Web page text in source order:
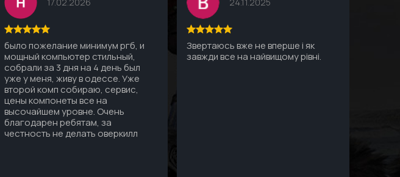
было пожелание минимум ргб, и
мощный компьютер стильный,
собрали за 3 дня на 4 день был
уже у меня, живу в одессе. Уже
второй комп собираю, сервис,
цены компонеты все на
высочайшем уровне. Очень
благодарен ребятам, за
честность не делать оверкилл
Звертаюсь вже не вперше і як
завжди все на найвищому рівні.